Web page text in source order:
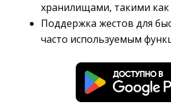
хранилищами, такими как
Поддержка жестов для
часто используемым